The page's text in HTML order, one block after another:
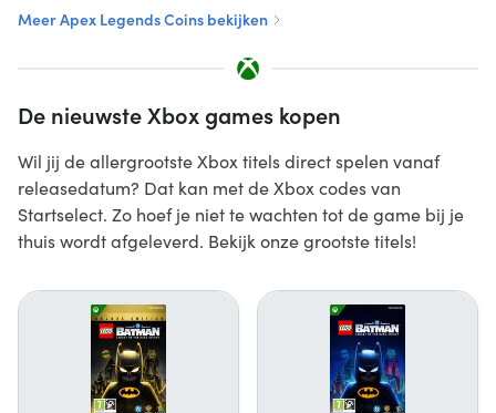
Meer Apex Legends Coins bekijken
De nieuwste Xbox games kopen
Wil jij de allergrootste Xbox titels direct spelen vanaf
releasedatum? Dat kan met de Xbox codes van
Startselect. Zo hoef je niet te wachten tot de game bij je
thuis wordt afgeleverd. Bekijk onze grootste titels!